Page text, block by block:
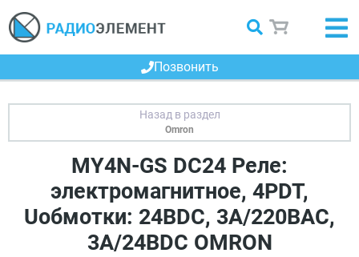
Позвонить
Omron
MY4N-GS DC24 Реле:
электромагнитное, 4PDT,
Uобмотки: 24ВDC, 3A/220ВAC,
3A/24ВDC OMRON